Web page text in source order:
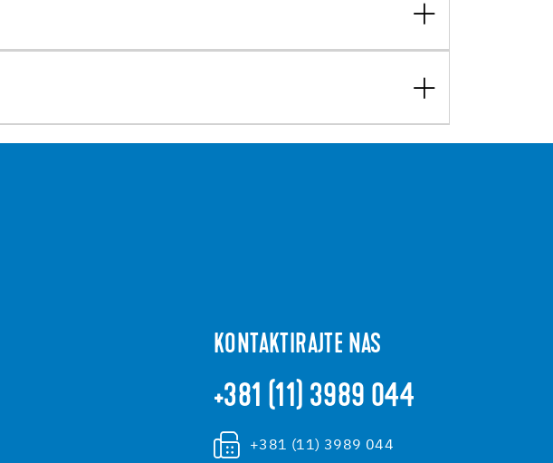
KONTAKTIRAJTE NAS
+381 (11) 3989 044
+381 (11) 3989 044